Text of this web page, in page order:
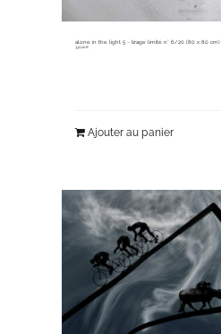
alone in the light 5 ~ tirage limité n° 6/20 (80 x 80 cm)
330,00€
Ajouter au panier